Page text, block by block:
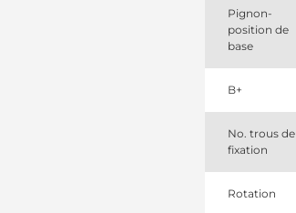
Pignon-
position de
base
B+
No. trous de
fixation
Rotation